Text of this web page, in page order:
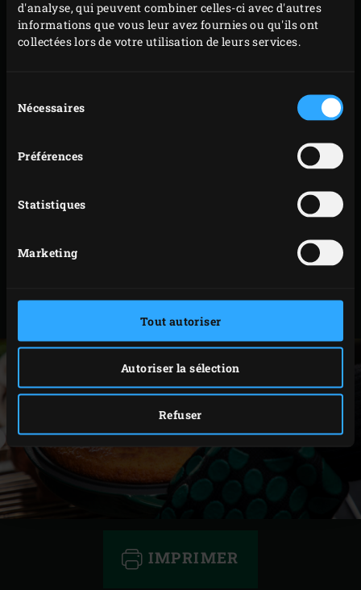
d'analyse, qui peuvent combiner celles-ci avec d'autres
informations que vous leur avez fournies ou qu'ils ont
collectées lors de votre utilisation de leurs services.
duNécessaires
Préférences
Statistiques
Marketing
Tout autoriser
Autoriser la sélection
Refuser
même que la mozzarella.
Versez la pâte dans le couvercle de la cocotte en
de maïs pendant 22 à 25 minutes, jusqu’à ce qu’il
cuisson du pain de maïs en piquant une brochette
propre, votre pain est prêt.
Laissez légèrement refroidir avant de démouler
votre pain et de le découper pour le servir. Vous
IMPRIMER